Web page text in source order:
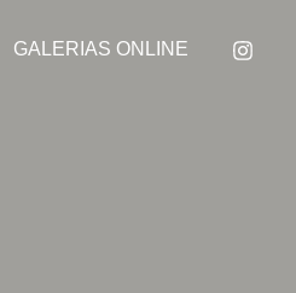
GALERIAS ONLINE